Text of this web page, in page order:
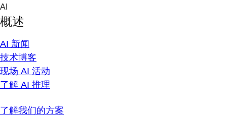
Skip
content
AI
概述
AI 新闻
技术博客
现场 AI 活动
了解 AI 推理
了解我们的方案